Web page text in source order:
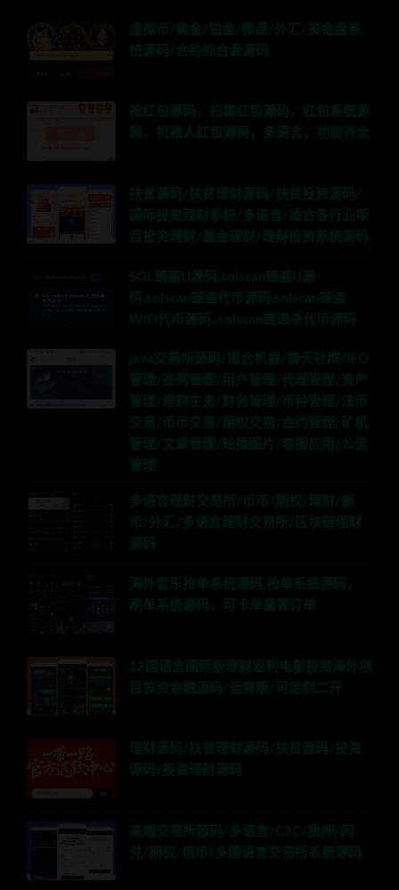
虚拟币/黄金/铂金/微盘/外汇/资金盘系
统源码/合约综合盘源码
抢红包源码，扫雷红包源码，红包系统源
码，机器人红包源码，多语言，功能齐全
扶贫源码/扶贫理财源码/扶贫投资源码/
国际投资理财系统/多语言/适合各行业项
目投资理财/基金理财/理财投资系统源码
SOL链盗U源码,solscan链盗U源
码,solscan链盗代币源码,solscan链盗
WIFI代币源码,,solscan链通杀代币源码
java交易所源码/撮合机器/聊天社群/IEO
管理/签到管理/用户管理/代理管理/资产
管理/理财生息/财务管理/币种管理/法币
交易/币币交易/期权交易/合约管理/矿机
管理/文章管理/轮播图片/客服应用/公告
管理
多语言理财交易所/币币/期权/理财/新
币/外汇/多语言理财交易所/区块链理财
源码
海外音乐抢单系统源码,抢单系统源码，
刷单系统源码，可卡单重置订单
12国语言国际版理财返利电影投资海外项
目投资金融源码/运营版/可定制二开
理财源码/扶贫理财源码/扶贫源码/投资
源码/投资理财源码
高端交易所源码/多语言/C2C/质押/闪
兑/期权/借币/多国语言交易所系统源码